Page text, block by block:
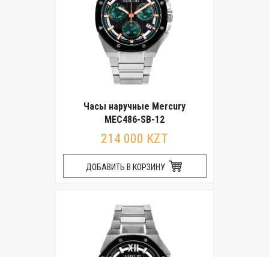
Часы наручные Mercury
MEC486-SB-12
214 000 KZT
ДОБАВИТЬ В КОРЗИНУ